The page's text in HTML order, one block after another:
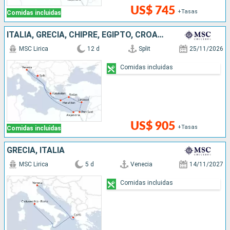
Comidas incluidas US$ 745 +Tasas
ITALIA, GRECIA, CHIPRE, EGIPTO, CROACIA
Comidas incluidas
MSC Lirica 12 d Split 25/11/2026
US$ 905 +Tasas
Comidas incluidas
GRECIA, ITALIA
MSC Lirica 5 d Venecia 14/11/2027
Comidas incluidas